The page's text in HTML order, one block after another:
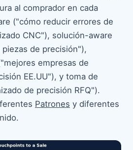
al comprador en cada
("cómo reducir errores de
CNC"), solución-aware
piezas de precisión"),
empresas de
EE.UU"), y toma de
de precisión RFQ").
Patrones y diferentes